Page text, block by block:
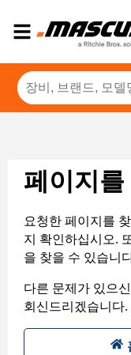
페이지
요청한 페이지를
지 확인하십시오.
을 찾을 수 있습니
다른 문제가 있으
회신드리겠습니다